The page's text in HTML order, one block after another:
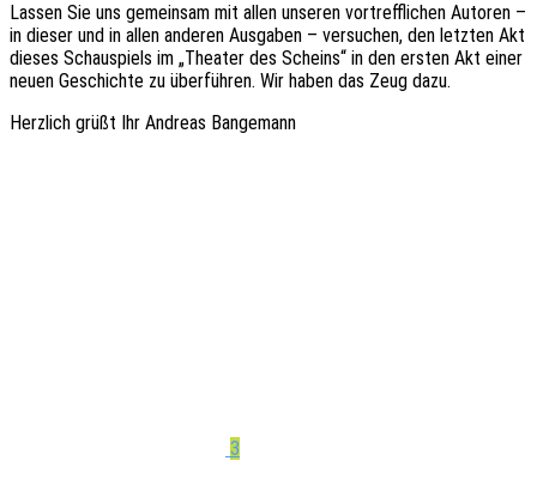
Lassen Sie uns gemein­sam mit allen unse­ren vortreff­li­chen Autoren –
in dieser und in allen ande­ren Ausga­ben – versu­chen, den letz­ten Akt
dieses Schau­spiels im „Thea­ter des Scheins“ in den ersten Akt einer
neuen Geschich­te zu über­füh­ren. Wir haben das Zeug dazu.
Herz­lich grüßt Ihr Andre­as Bangemann
3